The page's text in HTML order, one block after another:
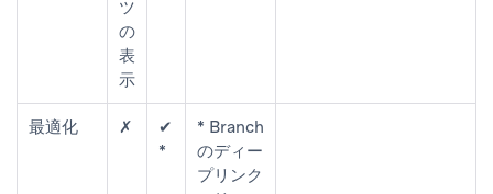
ツ
の
表
示
最適化 ✗
✔
*
* Branch
のディー
プリンク